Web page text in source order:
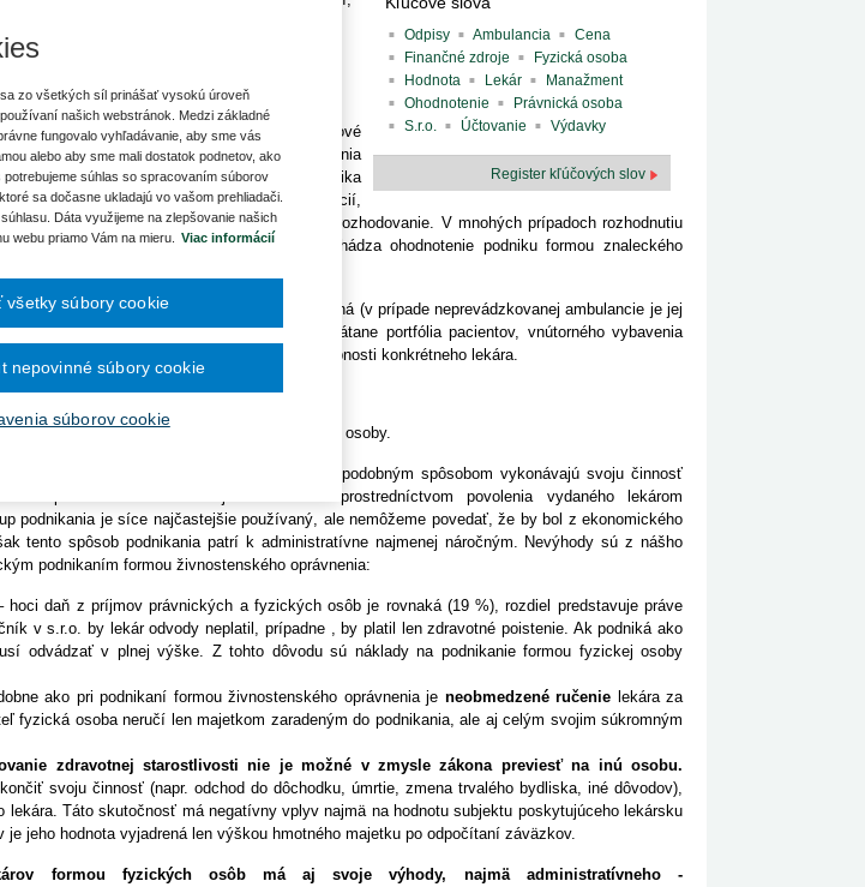
na
Ročník 2026
Odpisy Ambulancia
Cena
Finančné zdroje
Fyzická osoba
Hodnota
Lekár
Manažment
Ohodnotenie
Právnická osoba
S.r.o.
Účtovanie Výdavky
Register kľúčových slov
aj vrcholoví manažéri na manažérske
rozhodnutiu o expanzii podniku prípadne jeho
predchádza ohodnotenie podniku formou
do popredia od roku 1989 po prechode na trhové
malej privatizácie vznikla potreba stanovenia
ich predajom. V súčasnosti je už problematika
a okrem znalcov a znaleckých organizácií,
aj vrcholoví manažéri na manažérske rozhodovanie. V mnohých prípadoch rozhodnutiu
zatvorení a presunutí do iného štátu predchádza ohodnotenie podniku formou znaleckého
ambulancie lekára, ktorá je prevádzkovaná (v prípade neprevádzkovanej ambulancie je jej
sú aj využívané metódy ohodnocovania), vrátane portfólia pacientov, vnútorného vybavenia
majetku, ktorý predstavuje know-how a schopnosti konkrétneho lekára.
zdravotníckej starostlivosti
svoju prax ako fyzické alebo právnické osoby.
podnikania, ide o tzv. slobodné povolanie, podobným spôsobom vykonávajú svoju činnosť
a podobne. Podnikanie
je realizované prostredníctvom povolenia vydaného lekárom
podnikania je síce najčastejšie používaný, ale nemôžeme povedať, že by bol z ekonomického
tento spôsob podnikania patrí k administratívne najmenej náročným. Nevýhody sú z nášho
podnikaním formou živnostenského oprávnenia:
daň z príjmov právnických a fyzických osôb je rovnaká (19 %), rozdiel predstavuje práve
v s.r.o. by lekár odvody neplatil, prípadne , by platil len zdravotné poistenie. Ak podniká ako
odvádzať v plnej výške. Z tohto dôvodu sú náklady na podnikanie formou fyzickej osoby
ako pri podnikaní formou živnostenského oprávnenia je neobmedzené ručenie lekára za
fyzická osoba neručí len majetkom zaradeným do podnikania, ale aj celým svojim súkromným
zdravotnej starostlivosti nie je možné v zmysle zákona previesť na inú osobu.
svoju činnosť (napr. odchod do dôchodku, úmrtie, zmena trvalého bydliska, iné dôvodov),
lekára. Táto skutočnosť má negatívny vplyv najmä na hodnotu subjektu poskytujúceho lekársku
jeho hodnota vyjadrená len výškou hmotného majetku po odpočítaní záväzkov.
formou fyzických osôb má aj svoje výhody, najmä administratívneho -
zo všetkých síl prinášať vysokú úroveň
našich webstránok. Medzi základné
fungovalo vyhľadávanie, aby sme vás
alebo aby sme mali dostatok podnetov, ako
súhlas so spracovaním súborov
sa dočasne ukladajú vo vašom prehliadači.
Dáta využijeme na zlepšovanie našich
webu priamo Vám na mieru.
Viac informácií
súborov cookie
nepovinné súbory cookie
všetky súbory cookie